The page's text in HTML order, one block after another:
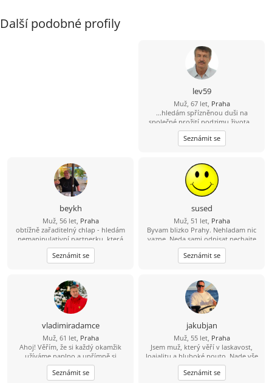
Další podobné profily
lev59
Muž, 67 let, Praha
...hledám spřízněnou duši na
společné prožití podzimu života...
Seznámit se
beykh
Muž, 56 let, Praha
obtížně zařaditelný chlap - hledám
nemanipulativní partnerku, která
nenosí masky, netahá za sebou stíny
a nemá zálibu v dramatech.... Je
taková? je jich málo, pro takovou si
Seznámit se
sused
Muž, 51 let, Praha
Byvam blizko Prahy. Nehladam nic
vazne. Neda sami odpisat nechajte
kontakt.
Seznámit se
vladimiradamce
Muž, 61 let, Praha
Ahoj! Věřím, že si každý okamžik
užíváme naplno a upřímně si
užíváme malých radostí života. Miluji
objevování nových míst, ať už je to
Seznámit se
jakubjan
Muž, 55 let, Praha
Jsem muž, který věří v laskavost,
loajalitu a hluboké pouto. Nade vše
si cením upřímnosti a sním o tom, že
budu sdílet jednoduché a krásné
Seznámit se